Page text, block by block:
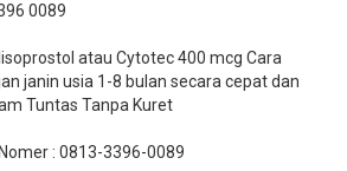
0089
atau Cytotec 400 mcg Cara
janin usia 1-8 bulan secara cepat dan
Tuntas Tanpa Kuret
: 0813-3396-0089​